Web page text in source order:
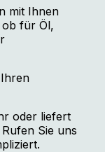
mit Ihnen
ob für Öl,
oder liefert
Rufen Sie uns